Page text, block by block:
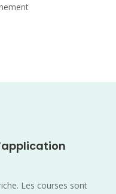
Les courses sont